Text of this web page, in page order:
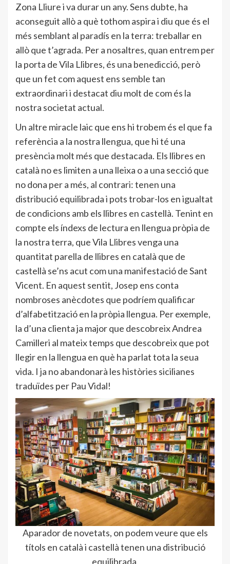
Zona Lliure i va durar un any. Sens dubte, ha
aconseguit allò a què tothom aspira i diu que és el
més semblant al paradís en la terra: treballar en
allò que t’agrada. Per a nosaltres, quan entrem per
la porta de Vila Llibres, és una benedicció, però
que un fet com aquest ens semble tan
extraordinari i destacat diu molt de com és la
nostra societat actual.
Un altre miracle laic que ens hi trobem és el que fa
referència a la nostra llengua, que hi té una
presència molt més que destacada. Els llibres en
català no es limiten a una lleixa o a una secció que
no dona per a més, al contrari: tenen una
distribució equilibrada i pots trobar-los en igualtat
de condicions amb els llibres en castellà. Tenint en
compte els índexs de lectura en llengua pròpia de
la nostra terra, que Vila Llibres venga una
quantitat parella de llibres en català que de
castellà se’ns acut com una manifestació de Sant
Vicent. En aquest sentit, Josep ens conta
nombroses anècdotes que podríem qualificar
d’alfabetització en la pròpia llengua. Per exemple,
la d’una clienta ja major que descobreix Andrea
Camilleri al mateix temps que descobreix que pot
llegir en la llengua en què ha parlat tota la seua
vida. I ja no abandonarà les històries sicilianes
traduïdes per Pau Vidal!
Aparador de novetats, on podem veure que els
títols en català i castellà tenen una distribució
equilibrada.